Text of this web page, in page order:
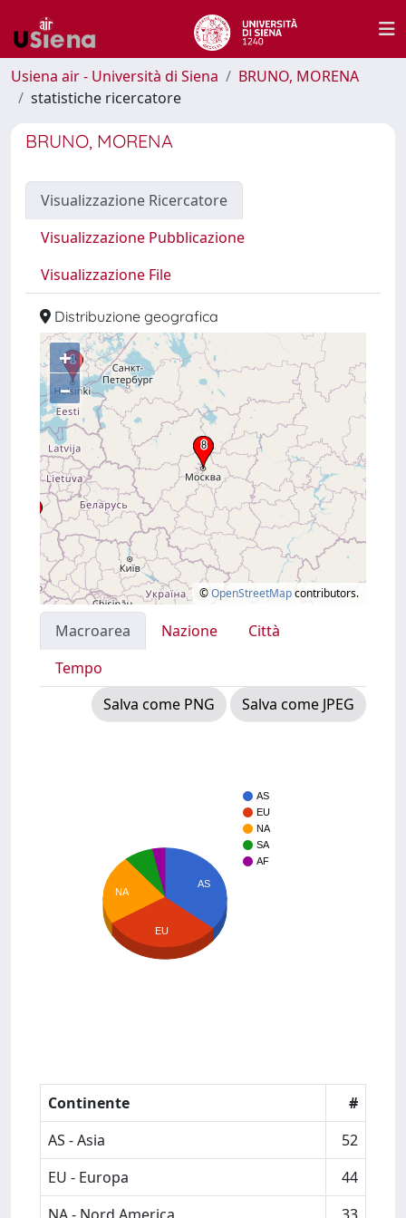
Usiena air - Università di Siena
BRUNO, MORENA
statistiche ricercatore
BRUNO, MORENA
Visualizzazione Ricercatore
Visualizzazione Pubblicazione
Visualizzazione File
Distribuzione geografica
+
–
©OpenStreetMapcontributors.
Macroarea Nazione
Città
Tempo
Salva come PNG
Salva come JPEG
AS
EU
NA
SA
AF
AS
NA
EU
Continente
#
AS - Asia
52
EU - Europa
44